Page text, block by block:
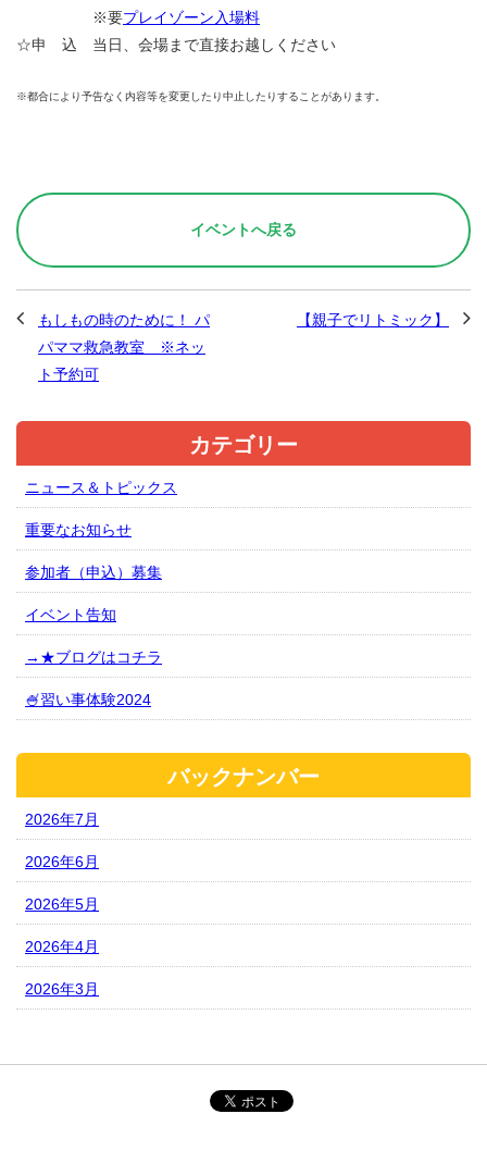
※要プレイゾーン入場料
☆申 込 当日、会場まで直接お越しください
※都合により予告なく内容等を変更したり中止したりすることがあります。
イベントへ戻る
もしもの時のために！ パ
パママ救急教室 ※ネッ
ト予約可
【親子でリトミック】
カテゴリー
ニュース＆トピックス
重要なお知らせ
参加者（申込）募集
イベント告知
→★ブログはコチラ
🍧習い事体験2024
バックナンバー
2026年7月
2026年6月
2026年5月
2026年4月
2026年3月